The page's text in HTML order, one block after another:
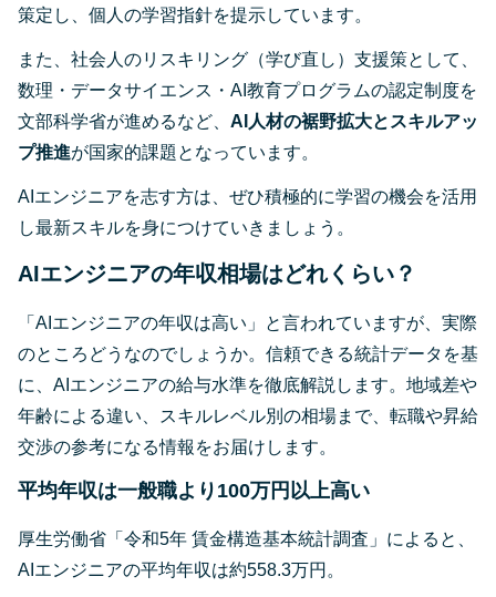
策定し、個人の学習指針を提示しています​。
また、社会人のリスキリング（学び直し）支援策として、
数理・データサイエンス・AI教育プログラムの認定制度を
文部科学省が進めるなど​、 AI人材の裾野拡大とスキルアッ
プ推進が国家的課題となっています。
AIエンジニアを志す方は、ぜひ積極的に学習の機会を活用
し最新スキルを身につけていきましょう。
AIエンジニアの年収相場はどれくらい？
「AIエンジニアの年収は高い」と言われていますが、実際
のところどうなのでしょうか。信頼できる統計データを基
に、AIエンジニアの給与水準を徹底解説します。地域差や
年齢による違い、スキルレベル別の相場まで、転職や昇給
交渉の参考になる情報をお届けします。
平均年収は一般職より100万円以上高い
厚生労働省「令和5年 賃金構造基本統計調査」によると、
AIエンジニアの平均年収は約558.3万円。